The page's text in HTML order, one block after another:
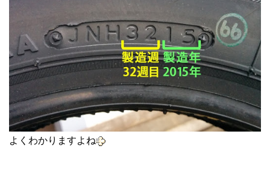
よくわかりますよね